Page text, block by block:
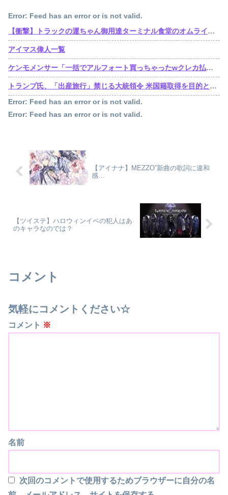
Error: Feed has an error or is not valid.
【衝撃】トラックの運ちゃん御用達ターミナル食堂のオムライスが強すぎるｗｗｗｗｗ(※画像あり)
アイマス偉人一覧
ケンモメンサー「一括でアルフォート買っちゃったwクレカ払いで来月の俺ごめんねー」銀行「デビットカードなんで即時引き落としです」
トランプ氏、「出産旅行」禁じる大統領令 米国籍取得を目的とした中国人らの渡米を問題視
Error: Feed has an error or is not valid.
Error: Feed has an error or is not valid.
【アイナナ】MEZZO”新曲の歌詞に違和
感…
【ツイステ】ハロウィンイベの犯人はあ
のキャラなのでは？
コメント
気軽にコメントください☆
コメント ※
名前
次回のコメントで使用するためブラウザーに自分の名